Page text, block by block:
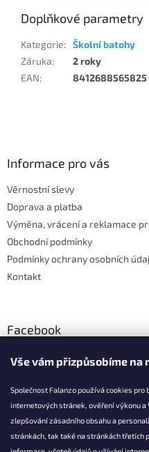
Vše vám přizpůsobíme na
Společnost Falanzo používá cookies
internetových stránek, ověření výkonu
zlepšování zásadního obsahu a
stránkách, tak také na stránkách
Doplňkové parametry
Kategorie: Školní batohy
Záruka:
2 roky
EAN: 8412688565825
Informace pro vás
Věrnostní slevy
Doprava a platba
Výměna, vrácení a reklamace
Obchodní podmínky
Podmínky ochrany osobních
Kontakt
Facebook
KONTAKT
info@falanzo.cz